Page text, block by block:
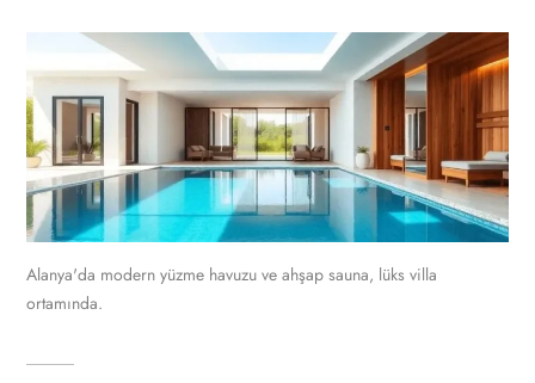
Alanya'da modern yüzme havuzu ve ahşap sauna, lüks villa
ortamında.